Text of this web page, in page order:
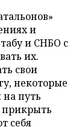
и
и СНБО с
их.
свои
некоторые
путь
прикрыть
себя